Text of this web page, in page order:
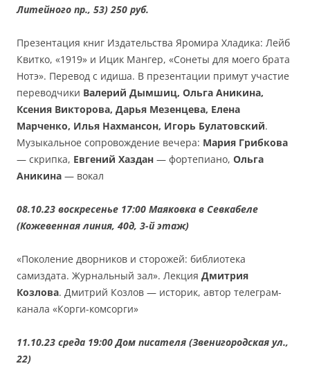
Литейного пр., 53) 250 руб.
Презентация книг Издательства Яромира Хладика: Лейб
Квитко, «1919» и Ицик Мангер, «Сонеты для моего брата
Нотэ». Перевод с идиша. В презентации примут участие
переводчики Валерий Дымшиц, Ольга Аникина,
Ксения Викторова, Дарья Мезенцева, Елена
Марченко, Илья Нахмансон, Игорь Булатовский.
Музыкальное сопровождение вечера: Мария Грибкова
— скрипка, Евгений Хаздан — фортепиано, Ольга
Аникина — вокал
08.10.23 воскресенье 17:00 Маяковка в Севкабеле
(Кожевенная линия, 40д, 3-й этаж)
«Поколение дворников и сторожей: библиотека
самиздата. Журнальный зал». Лекция Дмитрия
Козлова. Дмитрий Козлов — историк, автор телеграм-
канала «Корги-комсорги»
11.10.23 среда 19:00 Дом писателя (Звенигородская ул.,
22)